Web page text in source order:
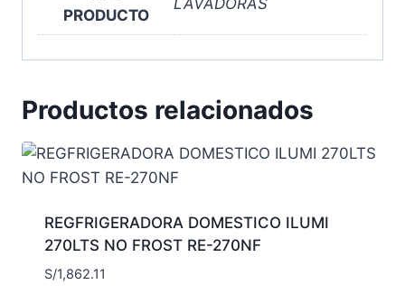
PRODUCTO
Productos relacionados
REGFRIGERADORA DOMESTICO ILUMI
270LTS NO FROST RE-270NF
S/1,862.11